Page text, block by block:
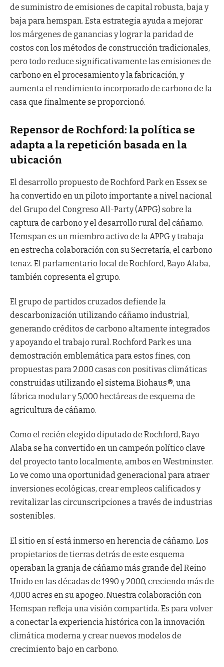
de suministro de emisiones de capital robusta, baja y
baja para hemspan. Esta estrategia ayuda a mejorar
los márgenes de ganancias y lograr la paridad de
costos con los métodos de construcción tradicionales,
pero todo reduce significativamente las emisiones de
carbono en el procesamiento y la fabricación, y
aumenta el rendimiento incorporado de carbono de la
casa que finalmente se proporcionó.
Repensor de Rochford: la política se
adapta a la repetición basada en la
ubicación
El desarrollo propuesto de Rochford Park en Essex se
ha convertido en un piloto importante a nivel nacional
del Grupo del Congreso All-Party (APPG) sobre la
captura de carbono y el desarrollo rural del cáñamo.
Hemspan es un miembro activo de la APPG y trabaja
en estrecha colaboración con su Secretaría, el carbono
tenaz. El parlamentario local de Rochford, Bayo Alaba,
también copresenta el grupo.
El grupo de partidos cruzados defiende la
descarbonización utilizando cáñamo industrial,
generando créditos de carbono altamente integrados
y apoyando el trabajo rural. Rochford Park es una
demostración emblemática para estos fines, con
propuestas para 2.000 casas con positivas climáticas
construidas utilizando el sistema Biohaus®, una
fábrica modular y 5,000 hectáreas de esquema de
agricultura de cáñamo.
Como el recién elegido diputado de Rochford, Bayo
Alaba se ha convertido en un campeón político clave
del proyecto tanto localmente, ambos en Westminster.
Lo ve como una oportunidad generacional para atraer
inversiones ecológicas, crear empleos calificados y
revitalizar las circunscripciones a través de industrias
sostenibles.
El sitio en sí está inmerso en herencia de cáñamo. Los
propietarios de tierras detrás de este esquema
operaban la granja de cáñamo más grande del Reino
Unido en las décadas de 1990 y 2000, creciendo más de
4,000 acres en su apogeo. Nuestra colaboración con
Hemspan refleja una visión compartida. Es para volver
a conectar la experiencia histórica con la innovación
climática moderna y crear nuevos modelos de
crecimiento bajo en carbono.